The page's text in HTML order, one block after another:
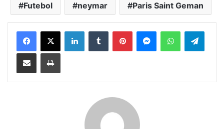
Futebol neymar Paris Saint Geman